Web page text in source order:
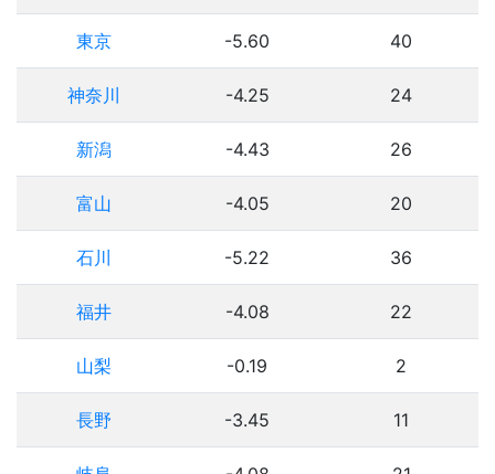
東京 -5.60 40
神奈川 -4.25 24
新潟 -4.43 26
富山 -4.05 20
石川 -5.22 36
福井 -4.08 22
山梨 -0.19 2
長野 -3.45 11